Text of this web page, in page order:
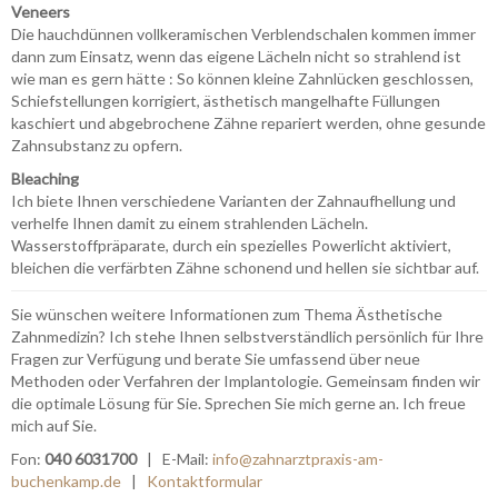
Veneers
Die hauchdünnen vollkeramischen Verblendschalen kommen immer
dann zum Einsatz, wenn das eigene Lächeln nicht so strahlend ist
wie man es gern hätte : So können kleine Zahnlücken geschlossen,
Schiefstellungen korrigiert, ästhetisch mangelhafte Füllungen
kaschiert und abgebrochene Zähne repariert werden, ohne gesunde
Zahnsubstanz zu opfern.
Bleaching
Ich biete Ihnen verschiedene Varianten der Zahnaufhellung und
verhelfe Ihnen damit zu einem strahlenden Lächeln.
Wasserstoffpräparate, durch ein spezielles Powerlicht aktiviert,
bleichen die verfärbten Zähne schonend und hellen sie sichtbar auf.
Sie wünschen weitere Informationen zum Thema Ästhetische
Zahnmedizin? Ich stehe Ihnen selbstverständlich persönlich für Ihre
Fragen zur Verfügung und berate Sie umfassend über neue
Methoden oder Verfahren der Implantologie. Gemeinsam finden wir
die optimale Lösung für Sie. Sprechen Sie mich gerne an. Ich freue
mich auf Sie.
Fon: 040 6031700| E-Mail: info@zahnarztpraxis-am-
buchenkamp.de | Kontaktformular